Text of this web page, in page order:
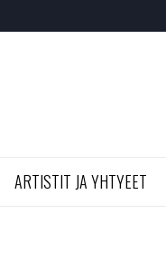
ARTISTIT JA YHTYEET